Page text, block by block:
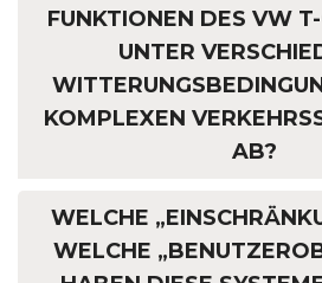
FUNKTIONEN DES VW
UNTER
KOMPLEXEN
AB?
WELCHE
WELCHE